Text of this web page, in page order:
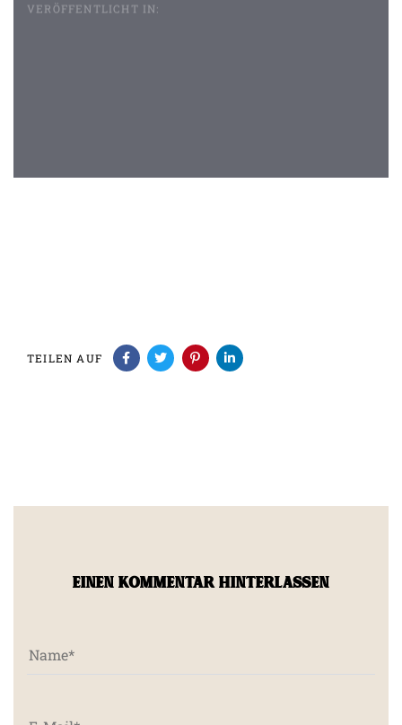
VERÖFFENTLICHT IN:
TEILEN AUF
EINEN KOMMENTAR HINTERLASSEN